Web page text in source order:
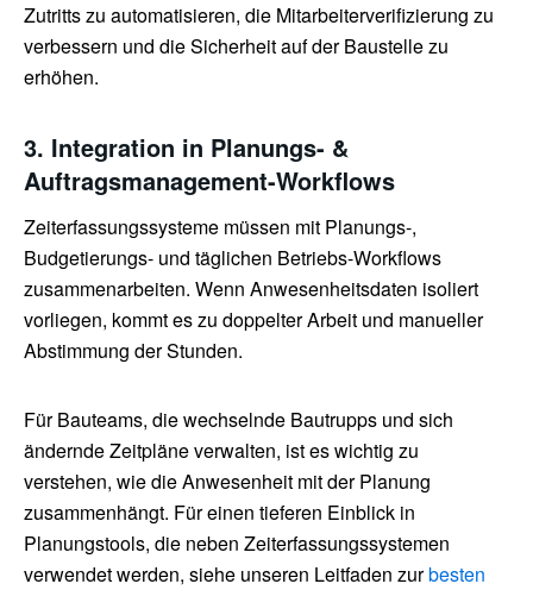
Zutritts zu automatisieren, die Mitarbeiterverifizierung zu
verbessern und die Sicherheit auf der Baustelle zu
erhöhen.
3. Integration in Planungs- &
Auftragsmanagement-Workflows
Zeiterfassungssysteme müssen mit Planungs-,
Budgetierungs- und täglichen Betriebs-Workflows
zusammenarbeiten. Wenn Anwesenheitsdaten isoliert
vorliegen, kommt es zu doppelter Arbeit und manueller
Abstimmung der Stunden.
Für Bauteams, die wechselnde Bautrupps und sich
ändernde Zeitpläne verwalten, ist es wichtig zu
verstehen, wie die Anwesenheit mit der Planung
zusammenhängt. Für einen tieferen Einblick in
Planungstools, die neben Zeiterfassungssystemen
verwendet werden, siehe unseren Leitfaden zurbesten